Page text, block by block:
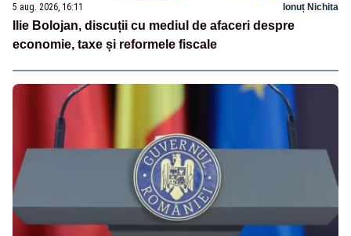
5 aug. 2026, 16:11 Ionuț Nichita
Ilie Bolojan, discuții cu mediul de afaceri despre
economie, taxe și reformele fiscale